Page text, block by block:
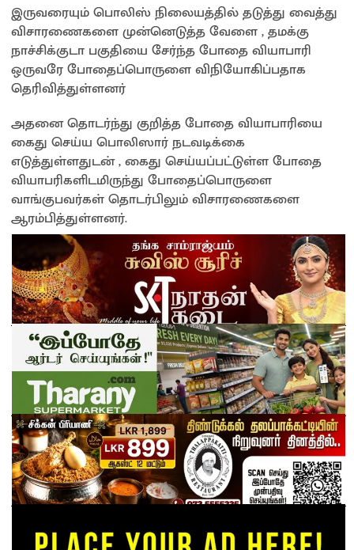
இருவரையும் பொலிஸ் நிலையத்தில் தடுத்து வைத்து
விசாரணைகளை முன்னெடுத்த வேளை , தமக்கு
நாச்சிக்குடா பகுதியை சேர்ந்த போதை வியாபாரி
ஒருவரே போதைப்பொருளை விநியோகிப்பதாக
தெரிவித்துள்ளனர்
அதனை தொடர்ந்து குறித்த போதை வியாபாரியை
கைது செய்ய பொலிஸார் நடவடிக்கை
எடுத்துள்ளதுடன் , கைது செய்யப்பட்டுள்ள போதை
வியாபரிகளிடமிருந்து போதைப்பொருளை
வாங்குபவர்கள் தொடர்பிலும் விசாரணைகளை
ஆரம்பித்துள்ளனர்.